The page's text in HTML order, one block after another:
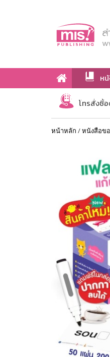
ห
เกี่ยวกับเ
โทรสั่งซื้
หน้าหลัก /หนังสือขอ